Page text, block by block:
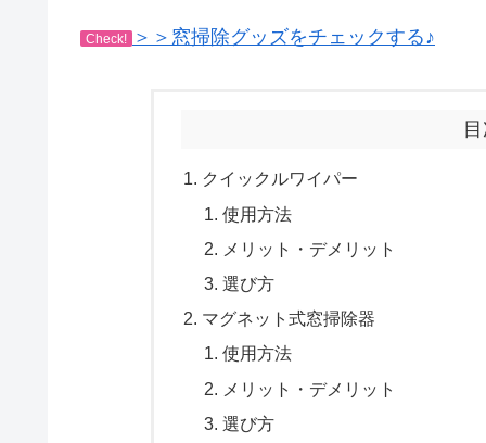
Check! ＞＞窓掃除グッズをチェックする♪
クイックルワイパー
使用方法
メリット・デメリット
選び方
マグネット式窓掃除器
使用方法
メリット・デメリット
選び方